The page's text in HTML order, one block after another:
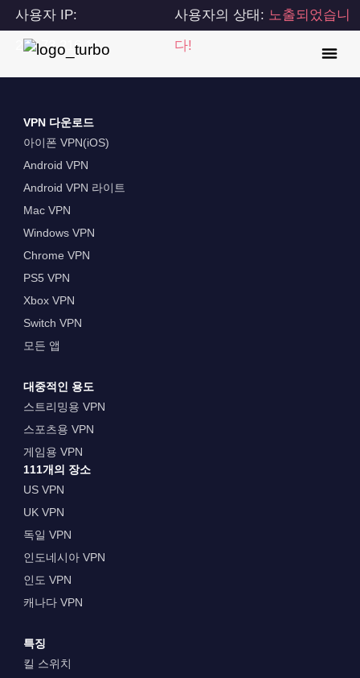
사용자 IP:
216.73.216.11
사용자의 상태: 노출되었습니
다!
VPN 다운로드
아이폰 VPN(iOS)
Android VPN
Android VPN 라이트
Mac VPN
Windows VPN
Chrome VPN
PS5 VPN
Xbox VPN
Switch VPN
모든 앱
대중적인 용도
스트리밍용 VPN
스포츠용 VPN
게임용 VPN
111개의 장소
US VPN
UK VPN
독일 VPN
인도네시아 VPN
인도 VPN
캐나다 VPN
특징
킬 스위치